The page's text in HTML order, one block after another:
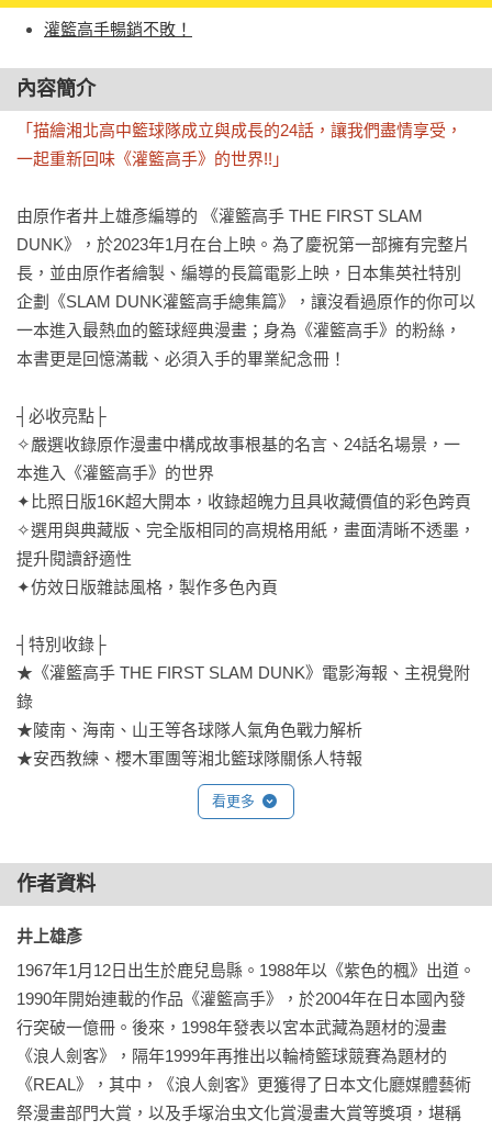
灌籃高手暢銷不敗！
內容簡介
「描繪湘北高中籃球隊成立與成長的24話，讓我們盡情享受，
一起重新回味《灌籃高手》的世界!!」
由原作者井上雄彥編導的 《灌籃高手 THE FIRST SLAM
DUNK》，於2023年1月在台上映。為了慶祝第一部擁有完整片
長，並由原作者繪製、編導的長篇電影上映，日本集英社特別
企劃《SLAM DUNK灌籃高手總集篇》，讓沒看過原作的你可以
一本進入最熱血的籃球經典漫畫；身為《灌籃高手》的粉絲，
本書更是回憶滿載、必須入手的畢業紀念冊！
┤必收亮點├
✧嚴選收錄原作漫畫中構成故事根基的名言、24話名場景，一
本進入《灌籃高手》的世界
✦比照日版16K超大開本，收錄超魄力且具收藏價值的彩色跨頁
✧選用與典藏版、完全版相同的高規格用紙，畫面清晰不透墨，
提升閱讀舒適性
✦仿效日版雜誌風格，製作多色內頁
┤特別收錄├
★《灌籃高手 THE FIRST SLAM DUNK》電影海報、主視覺附
錄
★陵南、海南、山王等各球隊人氣角色戰力解析
★安西教練、櫻木軍團等湘北籃球隊關係人特報
看更多
作者資料
井上雄彥
1967年1月12日出生於鹿兒島縣。1988年以《紫色的楓》出道。
1990年開始連載的作品《灌籃高手》，於2004年在日本國內發
行突破一億冊。後來，1998年發表以宮本武藏為題材的漫畫
《浪人劍客》，隔年1999年再推出以輪椅籃球競賽為題材的
《REAL》，其中，《浪人劍客》更獲得了日本文化廳媒體藝術
祭漫畫部門大賞，以及手塚治虫文化賞漫畫大賞等獎項，堪稱